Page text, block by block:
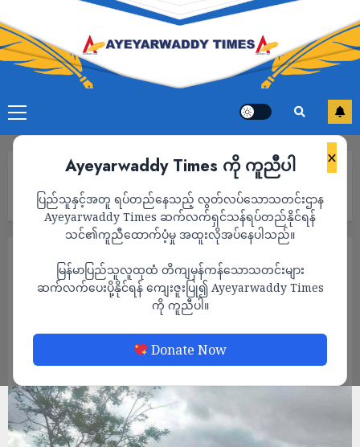
×
Ayeyarwaddy Times ကို ကူညီပါ
ပြည်သူနှင့်အတူ ရပ်တည်နေသည့် လွတ်လပ်သောသတင်းဌာန
Ayeyarwaddy Times ဆက်လက်ရှင်သန်ရပ်တည်နိုင်ရန်
သင်၏ကူညီထောက်ပံ့မှု အထူးလိုအပ်နေပါသည်။
မြန်မာပြည်သူလူထုထံ တိကျမှန်ကန်သောသတင်းများ
ဆက်လက်ပေးပို့နိုင်ရန် ကျေးဇူးပြု၍ Ayeyarwaddy Times
ကို ကူညီပါ။
Donate Now
စစ်သား ၅ ဦး လက်နက်နှင့်တကွ အလင်းဝင်
ယင်းမာပင်တွင် စစ်ကြောင်းထိုးနေသည့် တပ်မ
၃၃ တိုက်ခိုက်ခံရပြီး စစ်သား ၅ ဦး လက်နက်နှင့်
တကွ အလင်းဝင်
ADMIN MAY 14, 2026